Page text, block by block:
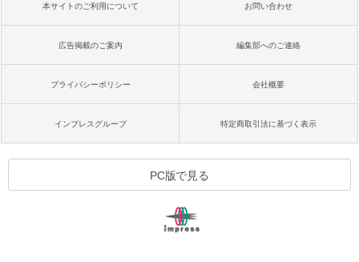
本サイトのご利用について お問い合わせ
広告掲載のご案内 編集部へのご連絡
プライバシーポリシー 会社概要
インプレスグループ 特定商取引法に基づく表示
PC版で見る